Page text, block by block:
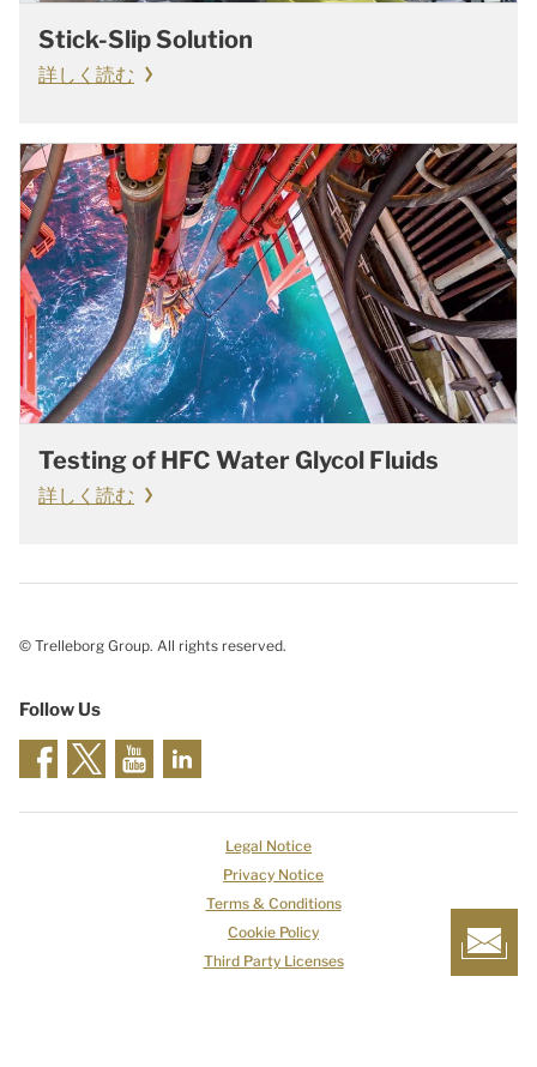
Stick-Slip Solution
詳しく読む
Testing of HFC Water Glycol Fluids
詳しく読む
© Trelleborg Group. All rights reserved.
Follow Us
Legal Notice
Privacy Notice
Terms & Conditions
Cookie Policy
Third Party Licenses